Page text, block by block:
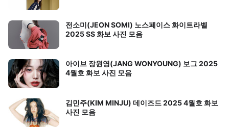
전소미(JEON SOMI) 노스페이스 화이트라벨
2025 SS 화보 사진 모음
아이브 장원영(JANG WONYOUNG) 보그 2025
4월호 화보 사진 모음
김민주(KIM MINJU) 데이즈드 2025 4월호 화보
사진 모음